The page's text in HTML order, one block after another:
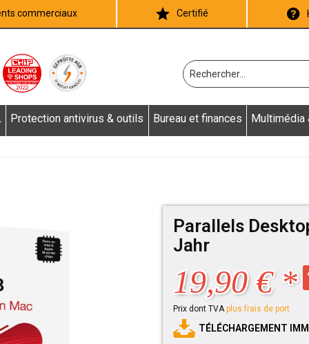
commerciaux Certifié
Protection antivirus & outils Bureau et finances Multimédia
Parallels
Jahr
19,90 € *
Prix dont TVAplus frais de port
TÉLÉCHARGEMENT